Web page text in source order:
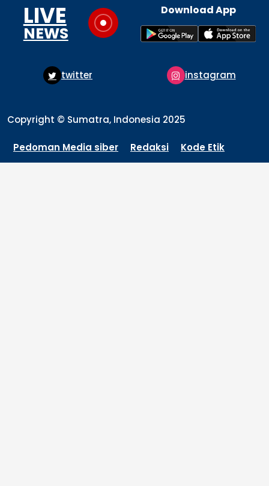
LIVE
NEWS
Download App
twitter instagram
Copyright © Sumatra, Indonesia 2025
Pedoman Media siber Redaksi Kode Etik